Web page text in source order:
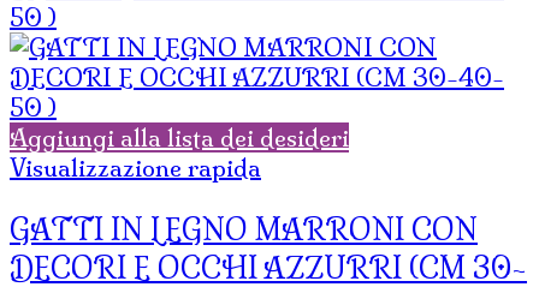
Aggiungi alla lista dei desideri
Visualizzazione rapida
GATTI IN LEGNO MARRONI CON
DECORI E OCCHI AZZURRI (CM 30-